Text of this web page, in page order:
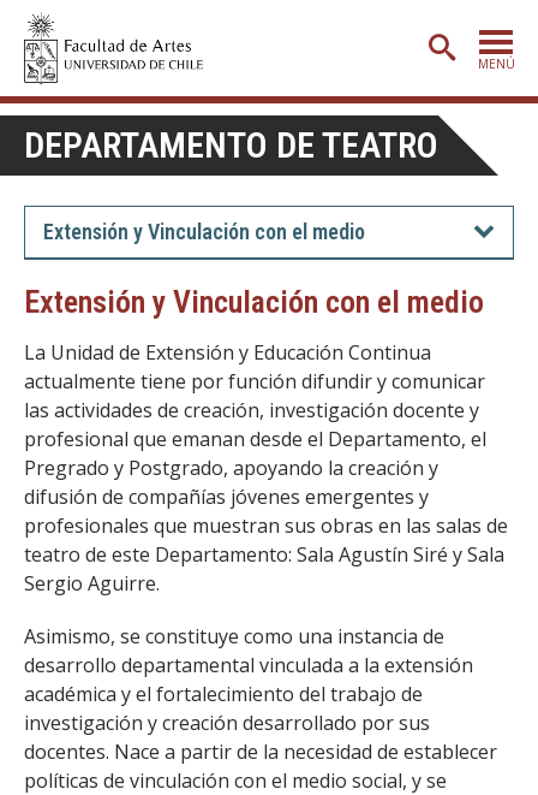
MENÚ
PORTADA
ADMISIÓN
ETAPA BÁSICA
CARRERAS
POSTGRADO
EXTENSIÓN
CREACIÓNE INVESTIGACIÓN
BIBLIOTECA
DEPARTAMENTOS
FACULTAD
Académicas/os Egresadas/os
DEPARTAMENTO DE TEATRO
Extensión y Vinculación con el medio
Extensión y Vinculación con el medio
La Unidad de Extensión y Educación Continua
actualmente tiene por función difundir y comunicar
las actividades de creación, investigación docente y
profesional que emanan desde el Departamento, el
Pregrado y Postgrado, apoyando la creación y
difusión de compañías jóvenes emergentes y
profesionales que muestran sus obras en las salas de
teatro de este Departamento: Sala Agustín Siré y Sala
Sergio Aguirre.
Asimismo, se constituye como una instancia de
desarrollo departamental vinculada a la extensión
académica y el fortalecimiento del trabajo de
investigación y creación desarrollado por sus
docentes. Nace a partir de la necesidad de establecer
políticas de vinculación con el medio social, y se